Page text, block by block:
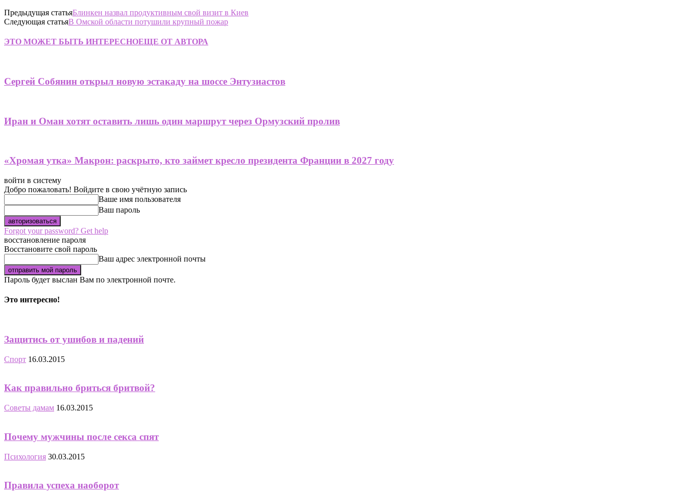
Предыдущая статьяБлинкен назвал продуктивным свой визит в Киев
Следующая статьяВ Омской области потушили крупный пожар
ЭТО МОЖЕТ БЫТЬ ИНТЕРЕСНОЕЩЕ ОТ АВТОРА
Сергей Собянин открыл новую эстакаду на шоссе Энтузиастов
Иран и Оман хотят оставить лишь один маршрут через Ормузский пролив
«Хромая утка» Макрон: раскрыто, кто займет кресло президента Франции в 2027 году
войти в систему
Добро пожаловать! Войдите в свою учётную запись
Ваше имя пользователя
Ваш пароль
Forgot your password? Get help
восстановление пароля
Восстановите свой пароль
Ваш адрес электронной почты
Пароль будет выслан Вам по электронной почте.
Это интересно!
Защитись от ушибов и падений
Спорт 16.03.2015
Как правильно бриться бритвой?
Советы дамам 16.03.2015
Почему мужчины после секса спят
Психология 30.03.2015
Правила успеха наоборот